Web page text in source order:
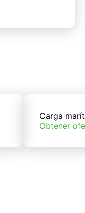
Carga
Obtener